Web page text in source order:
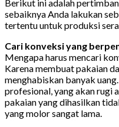
Berikut ini adalah
sebaiknya Anda lakukan
tertentu untuk produksi
Cari konveksi yang
Mengapa harus mencari
Karena membuat pakaian
menghabiskan banyak
profesional, yang akan rugi
pakaian yang dihasilkan
yang molor sangat lama.